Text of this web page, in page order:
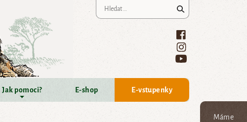
Máme
Jak pomoci? E-shop E-vstupenky